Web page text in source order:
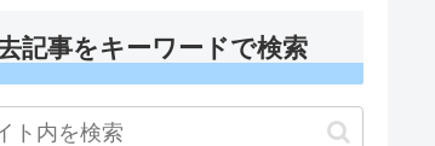
記事をキーワードで検索